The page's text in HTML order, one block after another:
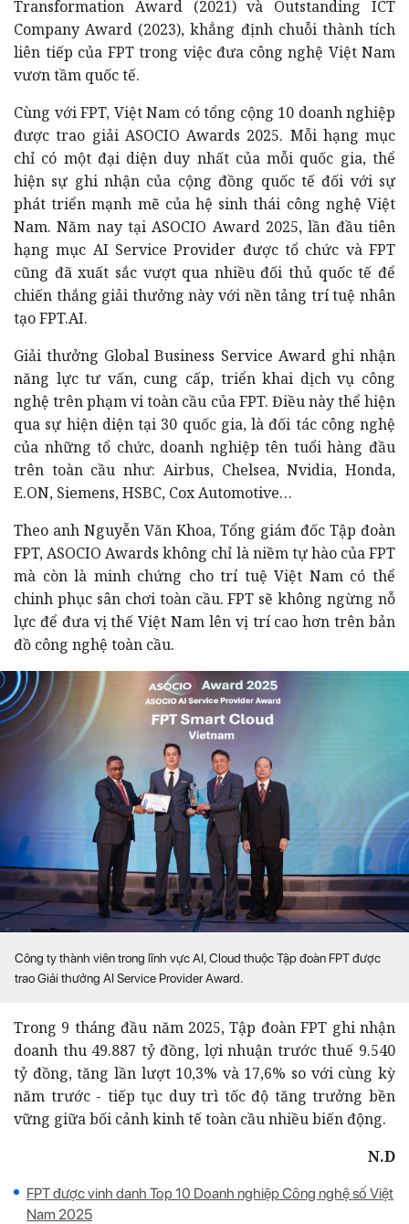
Transformation Award (2021) và Outstanding ICT
Company Award (2023), khẳng định chuỗi thành tích
liên tiếp của FPT trong việc đưa công nghệ Việt Nam
vươn tầm quốc tế.
Cùng với FPT, Việt Nam có tổng cộng 10 doanh nghiệp
được trao giải ASOCIO Awards 2025. Mỗi hạng mục
chỉ có một đại diện duy nhất của mỗi quốc gia, thể
hiện sự ghi nhận của cộng đồng quốc tế đối với sự
phát triển mạnh mẽ của hệ sinh thái công nghệ Việt
Nam. Năm nay tại ASOCIO Award 2025, lần đầu tiên
hạng mục AI Service Provider được tổ chức và FPT
cũng đã xuất sắc vượt qua nhiều đối thủ quốc tế để
chiến thắng giải thưởng này với nền tảng trí tuệ nhân
tạo FPT.AI.
Giải thưởng Global Business Service Award ghi nhận
năng lực tư vấn, cung cấp, triển khai dịch vụ công
nghệ trên phạm vi toàn cầu của FPT. Điều này thể hiện
qua sự hiện diện tại 30 quốc gia, là đối tác công nghệ
của những tổ chức, doanh nghiệp tên tuổi hàng đầu
trên toàn cầu như: Airbus, Chelsea, Nvidia, Honda,
E.ON, Siemens, HSBC, Cox Automotive…
Theo anh Nguyễn Văn Khoa, Tổng giám đốc Tập đoàn
FPT, ASOCIO Awards không chỉ là niềm tự hào của FPT
mà còn là minh chứng cho trí tuệ Việt Nam có thể
chinh phục sân chơi toàn cầu. FPT sẽ không ngừng nỗ
lực để đưa vị thế Việt Nam lên vị trí cao hơn trên bản
đồ công nghệ toàn cầu.
Công ty thành viên trong lĩnh vực AI, Cloud thuộc Tập đoàn FPT được
trao Giải thưởng AI Service Provider Award.
Trong 9 tháng đầu năm 2025, Tập đoàn FPT ghi nhận
doanh thu 49.887 tỷ đồng, lợi nhuận trước thuế 9.540
tỷ đồng, tăng lần lượt 10,3% và 17,6% so với cùng kỳ
năm trước - tiếp tục duy trì tốc độ tăng trưởng bền
vững giữa bối cảnh kinh tế toàn cầu nhiều biến động.
N.D
FPT được vinh danh Top 10 Doanh nghiệp Công nghệ số Việt
Nam 2025